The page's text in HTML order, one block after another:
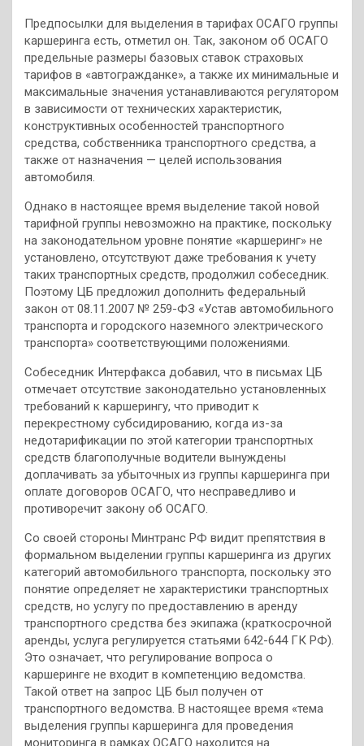
Предпосылки для выделения в тарифах ОСАГО группы
каршеринга есть, отметил он. Так, законом об ОСАГО
предельные размеры базовых ставок страховых
тарифов в «автогражданке», а также их минимальные и
максимальные значения устанавливаются регулятором
в зависимости от технических характеристик,
конструктивных особенностей транспортного
средства, собственника транспортного средства, а
также от назначения — целей использования
автомобиля.
Однако в настоящее время выделение такой новой
тарифной группы невозможно на практике, поскольку
на законодательном уровне понятие «каршеринг» не
установлено, отсутствуют даже требования к учету
таких транспортных средств, продолжил собеседник.
Поэтому ЦБ предложил дополнить федеральный
закон от 08.11.2007 № 259-ФЗ «Устав автомобильного
транспорта и городского наземного электрического
транспорта» соответствующими положениями.
Собеседник Интерфакса добавил, что в письмах ЦБ
отмечает отсутствие законодательно установленных
требований к каршерингу, что приводит к
перекрестному субсидированию, когда из-за
недотарификации по этой категории транспортных
средств благополучные водители вынуждены
доплачивать за убыточных из группы каршеринга при
оплате договоров ОСАГО, что несправедливо и
противоречит закону об ОСАГО.
Со своей стороны Минтранс РФ видит препятствия в
формальном выделении группы каршеринга из других
категорий автомобильного транспорта, поскольку это
понятие определяет не характеристики транспортных
средств, но услугу по предоставлению в аренду
транспортного средства без экипажа (краткосрочной
аренды, услуга регулируется статьями 642-644 ГК РФ).
Это означает, что регулирование вопроса о
каршеринге не входит в компетенцию ведомства.
Такой ответ на запрос ЦБ был получен от
транспортного ведомства. В настоящее время «тема
выделения группы каршеринга для проведения
мониторинга в рамках ОСАГО находится на